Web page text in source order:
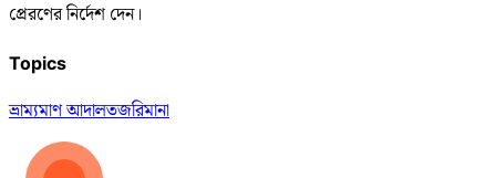
প্রেরণের নির্দেশ দেন।
Topics
ভ্রাম্যমাণ আদালতজরিমানা